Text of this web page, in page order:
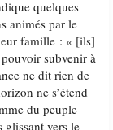
quelques
animés par le
famille : « [ils]
subvenir à
ne dit rien de
ne s’étend
du peuple
glissant vers le